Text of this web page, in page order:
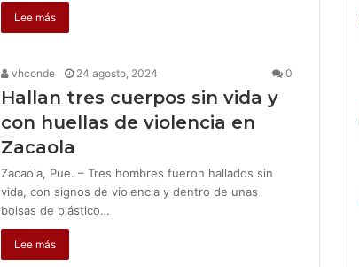
Lee más
vhconde 24 agosto, 2024 0
Hallan tres cuerpos sin vida y
con huellas de violencia en
Zacaola
Zacaola, Pue. – Tres hombres fueron hallados sin
vida, con signos de violencia y dentro de unas
bolsas de plástico…
Lee más